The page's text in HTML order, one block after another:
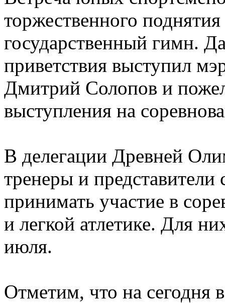
торжественного
государственный гимн.
приветствия выступил
Дмитрий Солопов и
выступления на
В делегации Древней
тренеры и представители
принимать участие в
и легкой атлетике. Для
июля.
Отметим, что на сегодня